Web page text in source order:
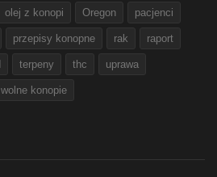
olej z konopi Oregon pacjenci
przepisy konopne rak raport
terpeny thc uprawa
wolne konopie